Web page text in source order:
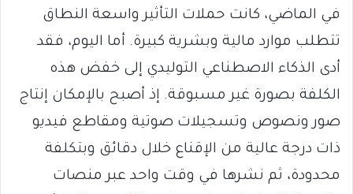
في الماضي، كانت حملات التأثير واسعة النطاق
تتطلب موارد مالية وبشرية كبيرة. أما اليوم، فقد
أدى الذكاء الاصطناعي التوليدي إلى خفض هذه
الكلفة بصورة غير مسبوقة. إذ أصبح بالإمكان إنتاج
صور ونصوص وتسجيلات صوتية ومقاطع فيديو
ذات درجة عالية من الإقناع خلال دقائق وبتكلفة
محدودة، ثم نشرها في وقت واحد عبر منصات